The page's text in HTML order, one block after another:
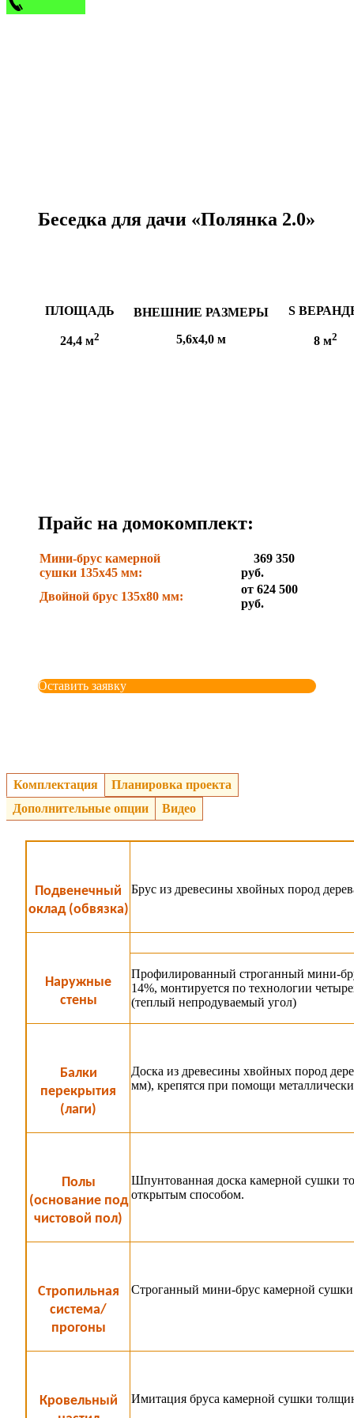
Беседка для дачи «Полянка 2.0»
ПЛОЩАДЬ
24,4 м2
ВНЕШНИЕ РАЗМЕРЫ
5,6х4,0 м
S
8 м2
Прайс на домокомплект:
Мини-брус камерной
сушки 135x45 мм:
369 350
руб.
Двойной брус 135x80 мм:
от 624 500
руб.
Оставить заявку
Комплектация
Планировка проекта
Дополнительные опции
Видео
Подвенечный
оклад (обвязка)
Брус из древесины хвойных пород
Наружные
стены
Профилированный строганный мини-
14%, монтируется по технологии
(теплый непродуваемый угол)
Балки
перекрытия
(лаги)
Доска из древесины хвойных пород
мм), крепятся при помощи
Полы
(основание под
чистовой пол)
Шпунтованная доска камерной сушки
открытым способом.
Стропильная
система/
прогоны
Строганный мини-брус камерной
Кровельный
Имитация бруса камерной сушки